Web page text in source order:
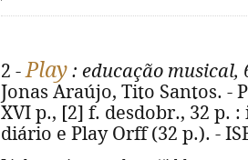
2 -Play : educação musical,
Jonas Araújo, Tito Santos. -
XVI p., [2] f. desdobr., 32 p.
diário e Play Orff (32 p.). -